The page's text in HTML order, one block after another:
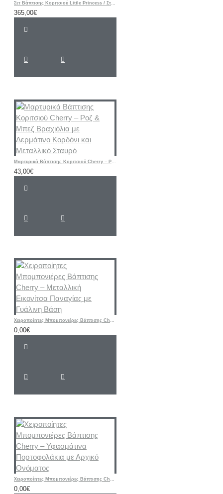
Σετ Βάπτισης Κοριτσιού Little Princess / Στέμμα με Ζωγραφισμένη Βαλίτσα
365,00€
Μαρτυρικά Βάπτισης Κοριτσιού Cherry – Ροζ & Μπεζ Βραχιόλια με Δερμάτινο Κορδόνι και Μεταλλικό Σταυρό
43,00€
Χειροποίητες Μπομπονιέρες Βάπτισης Cherry – Μεταλλική Εικονίτσα Παναγίας με Γυάλινη Βάση
0,00€
Χειροποίητες Μπομπονιέρες Βάπτισης Cherry – Υφασμάτινα Πορτοφολάκια με Αρχικό Ονόματος
0,00€